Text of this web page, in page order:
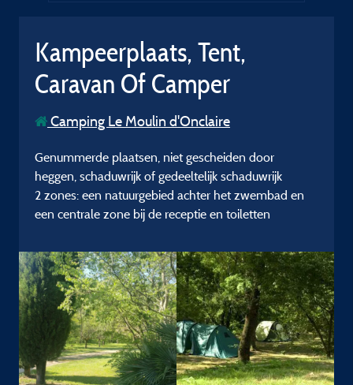
Kampeerplaats, Tent,
Caravan Of Camper
Camping Le Moulin d'Onclaire
Genummerde plaatsen, niet gescheiden door
heggen, schaduwrijk of gedeeltelijk schaduwrijk
2 zones: een natuurgebied achter het zwembad en
een centrale zone bij de receptie en toiletten